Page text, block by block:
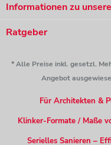
Informationen zu
Ratgeber
* Alle Preise inkl. gesetzl.
Angebot
Für Architekten &
Klinker-Formate / Maße
Serielles Sanieren –